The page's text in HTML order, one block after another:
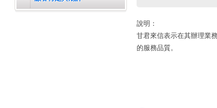
說明：
甘君來信表示在其辦理業
的服務品質。